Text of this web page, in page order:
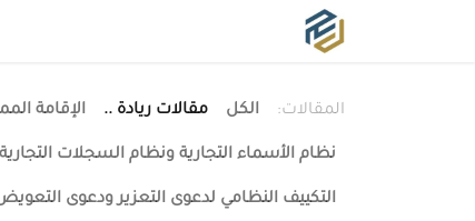
المقالات: الكل مقالات ريادة .. الإقامة
نظام الأسماء التجارية ونظام السجلات التجارية
التكييف النظامي لدعوى التعزير ودعوى